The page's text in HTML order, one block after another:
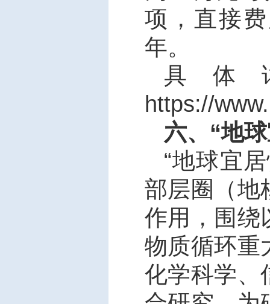
项，直接
年。
具体
https://
六、“地
“地球宜
部层圈（地
作用，围绕
物质循环重
化学科学、